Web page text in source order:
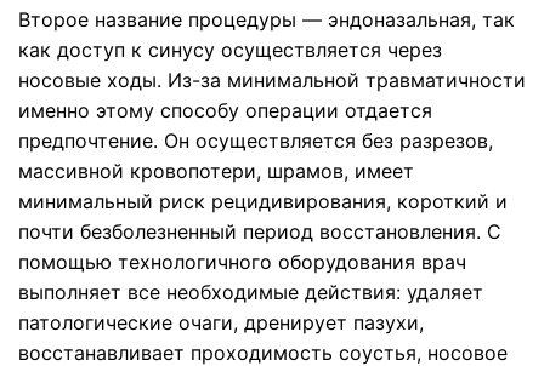
Второе название процедуры — эндоназальная, так
как доступ к синусу осуществляется через
носовые ходы. Из-за минимальной травматичности
именно этому способу операции отдается
предпочтение. Он осуществляется без разрезов,
массивной кровопотери, шрамов, имеет
минимальный риск рецидивирования, короткий и
почти безболезненный период восстановления. С
помощью технологичного оборудования врач
выполняет все необходимые действия: удаляет
патологические очаги, дренирует пазухи,
восстанавливает проходимость соустья, носовое